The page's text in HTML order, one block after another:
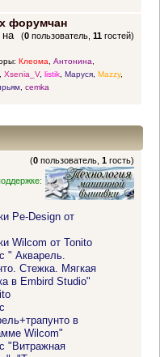
форумчан
(0 пользователь,11 гостей)
Клеома, Антонина,
Xsenia_V, listik, Маруся, Mazzy,
, cemka
(0 пользователь,1 гость)
Pe-Design от
Wilcom от Tonito
" Акварель.
Стежка. Мягкая
в Embird Studio"
в
Wilcom"
"Витражная